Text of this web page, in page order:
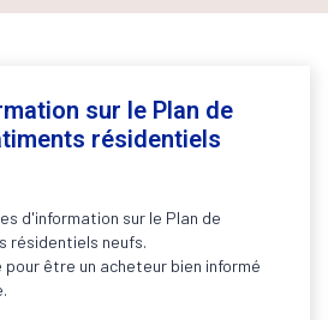
sur le Plan de
résidentiels
d'information sur le Plan de
résidentiels neufs.
être un acheteur bien informé